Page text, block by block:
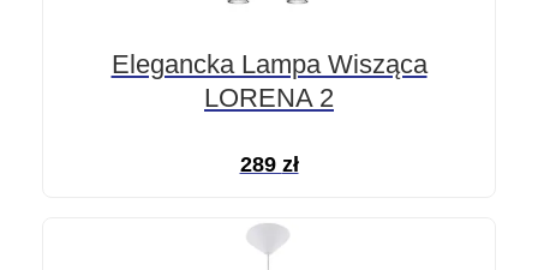
Elegancka Lampa Wisząca
LORENA 2
289 zł